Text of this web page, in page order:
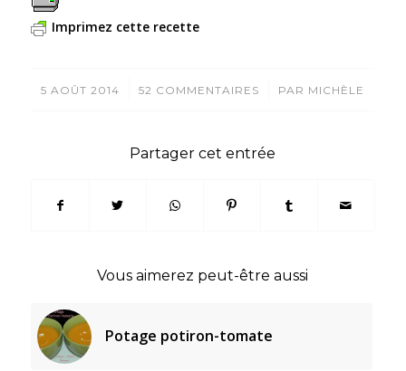
Imprimez cette recette
5 AOÛT 2014
/ 52 COMMENTAIRES
/ PAR MICHÈLE
Partager cet entrée
Vous aimerez peut-être aussi
Potage potiron-tomate